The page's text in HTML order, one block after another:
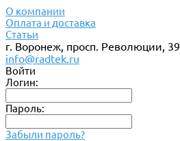
О компании
Оплата и доставка
Статьи
г. Воронеж, просп. Революции, 39
info@radtek.ru
Войти
Логин:
Пароль:
Забыли пароль?